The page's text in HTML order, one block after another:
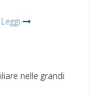
Leggi
nelle grandi